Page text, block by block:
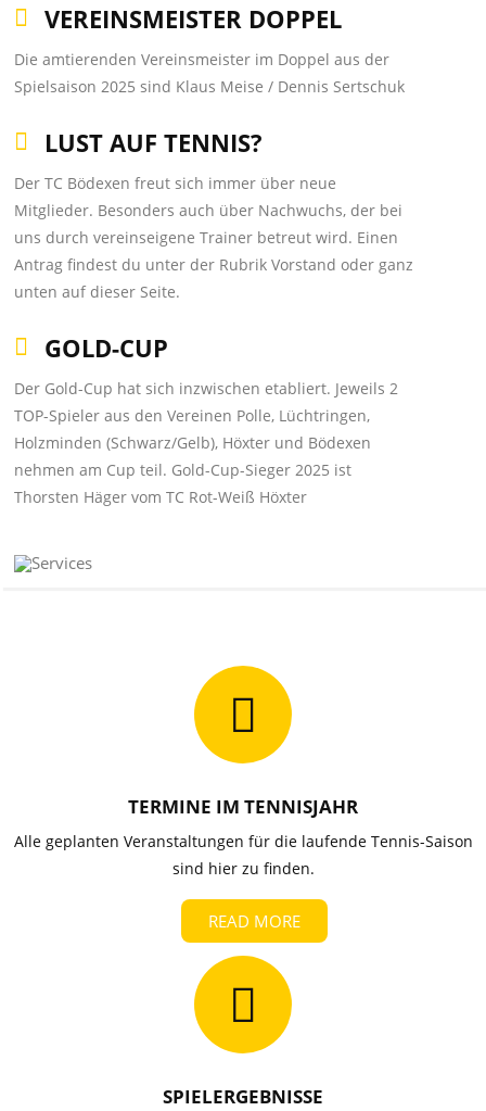
VEREINSMEISTER DOPPEL
Die amtierenden Vereinsmeister im Doppel aus der
Spielsaison 2025 sind Klaus Meise / Dennis Sertschuk
LUST AUF TENNIS?
Der TC Bödexen freut sich immer über neue
Mitglieder. Besonders auch über Nachwuchs, der bei
uns durch vereinseigene Trainer betreut wird. Einen
Antrag findest du unter der Rubrik Vorstand oder ganz
unten auf dieser Seite.
GOLD-CUP
Der Gold-Cup hat sich inzwischen etabliert. Jeweils 2
TOP-Spieler aus den Vereinen Polle, Lüchtringen,
Holzminden (Schwarz/Gelb), Höxter und Bödexen
nehmen am Cup teil. Gold-Cup-Sieger 2025 ist
Thorsten Häger vom TC Rot-Weiß Höxter
TERMINE IM TENNISJAHR
Alle geplanten Veranstaltungen für die laufende Tennis-Saison
sind hier zu finden.
READ MORE
SPIELERGEBNISSE